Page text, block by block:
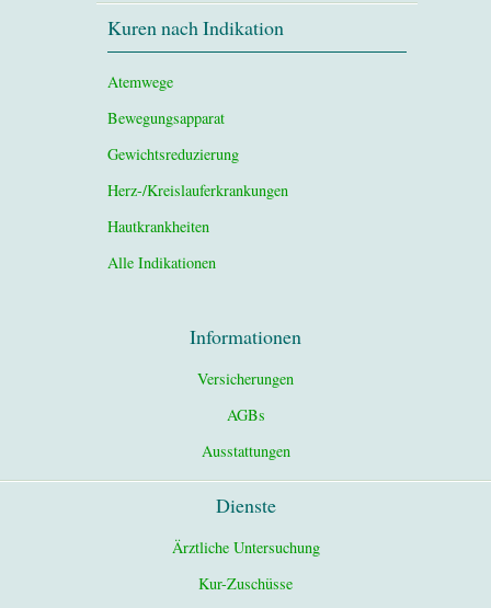
Kuren nach Indikation
Atemwege
Bewegungsapparat
Gewichtsreduzierung
Herz-/Kreislauferkrankungen
Hautkrankheiten
Alle Indikationen
Informationen
Versicherungen
AGBs
Ausstattungen
Dienste
Ärztliche Untersuchung
Kur-Zuschüsse